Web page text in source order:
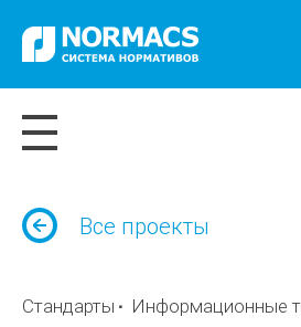
Все проекты
Стандарты Информационные